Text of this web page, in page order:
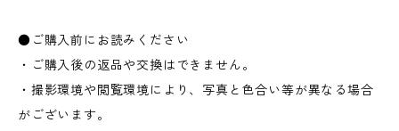
●ご購入前にお読みください
・ご購入後の返品や交換はできません。
・撮影環境や閲覧環境により、写真と色合い等が異なる場合
がございます。